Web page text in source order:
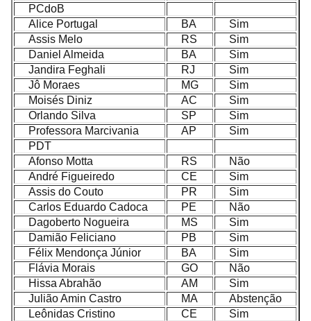
PCdoB
Alice Portugal
BA
Sim
Assis Melo
RS
Sim
Daniel Almeida
BA
Sim
Jandira Feghali
RJ
Sim
Jô Moraes
MG
Sim
Moisés Diniz
AC
Sim
Orlando Silva
SP
Sim
Professora Marcivania
AP
Sim
PDT
Afonso Motta
RS
Não
André Figueiredo
CE
Sim
Assis do Couto
PR
Sim
Carlos Eduardo Cadoca
PE
Não
Dagoberto Nogueira
MS
Sim
Damião Feliciano
PB
Sim
Félix Mendonça Júnior
BA
Sim
Flávia Morais
GO
Não
Hissa Abrahão
AM
Sim
Julião Amin Castro
MA
Abstenção
Leônidas Cristino
CE
Sim